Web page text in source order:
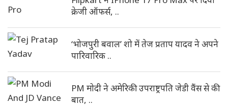
क्रेजी ऑफर्स, ..
‘भोजपुरी बवाल’ शो में तेज प्रताप यादव ने अपने
पारिवारिक ..
PM मोदी ने अमेरिकी उपराष्ट्रपति जेडी वैंस से की
बात, ..